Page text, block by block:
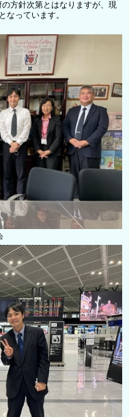
方針次第とはなりますが、現
なっています。